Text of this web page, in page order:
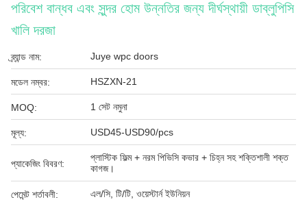
পরিবেশ বান্ধব এবং সুন্দর হোম উন্নতির জন্য দীর্ঘস্থায়ী ডাব্লুপিসি
খালি দরজা
ব্র্যান্ড নাম: Juye wpc doors
মডেল নম্বর: HSZXN-21
MOQ: 1 সেট নমুনা
মূল্য: USD45-USD90/pcs
প্যাকেজিং বিবরণ:
প্লাস্টিক ফিল্ম + নরম পিভিসি কভার + চিহ্ন সহ শক্তিশালী শক্ত
কাগজ।
পেমেন্ট শর্তাবলী: এল/সি, টি/টি, ওয়েস্টার্ন ইউনিয়ন